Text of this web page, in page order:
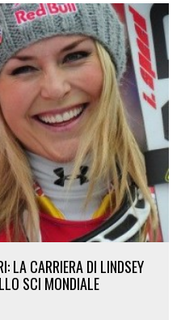
LA CARRIERA DI LINDSEY
SCI MONDIALE